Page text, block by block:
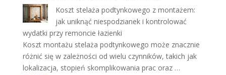
Koszt stelaża podtynkowego z montażem:
jak uniknąć niespodzianek i kontrolować
wydatki przy remoncie łazienki
Koszt montażu stelaża podtynkowego może znacznie
różnić się w zależności od wielu czynników, takich jak
lokalizacja, stopień skomplikowania prac oraz …